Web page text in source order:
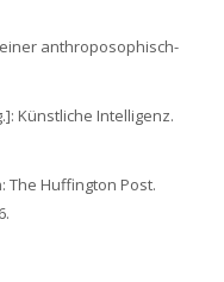
anthroposophisch-
Künstliche Intelligenz.
The Huffington Post.